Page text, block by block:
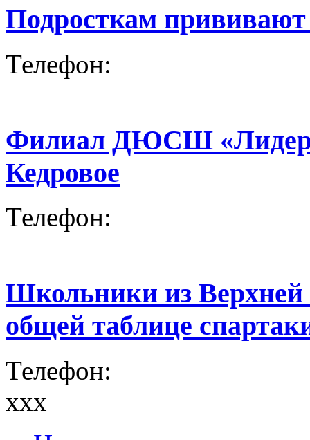
Подросткам
Телефон:
Филиал ДЮСШ «Лидер»
Кедровое
Телефон:
Школьники из
общей таблице
Телефон:
xxx